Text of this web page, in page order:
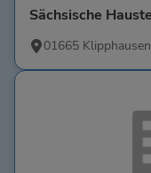
Sächsische
01665 Klipphausen